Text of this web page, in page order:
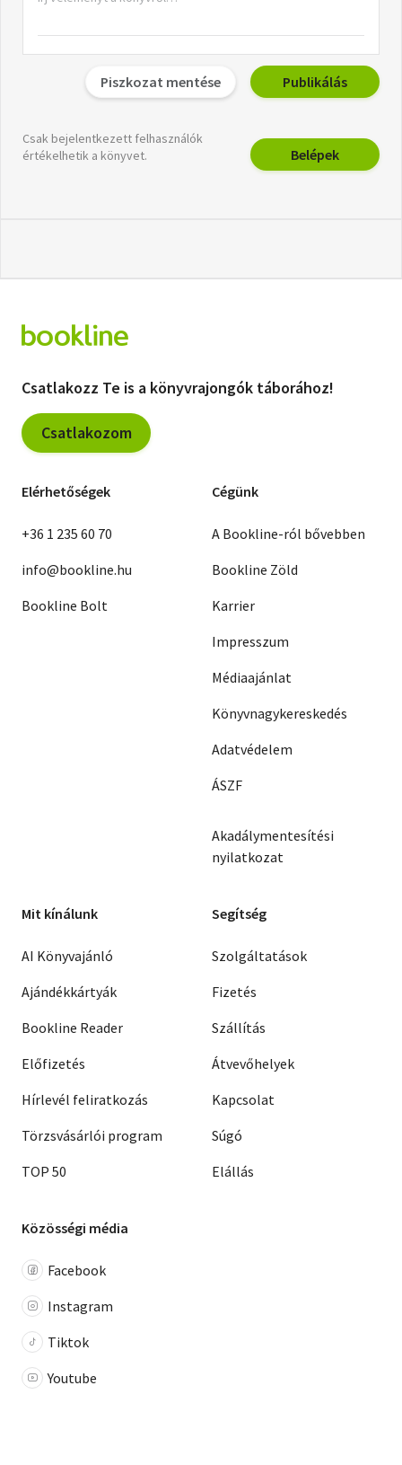
Piszkozat mentése Publikálás
Csak bejelentkezett felhasználók
értékelhetik a könyvet.
Belépek
Csatlakozz Te is a könyvrajongók táborához!
Csatlakozom
Elérhetőségek
+36 1 235 60 70
info@bookline.hu
Bookline Bolt
Cégünk
A Bookline-ról bővebben
Bookline Zöld
Karrier
Impresszum
Médiaajánlat
Könyvnagykereskedés
Adatvédelem
ÁSZF
Akadálymentesítési
nyilatkozat
Mit kínálunk
AI Könyvajánló
Ajándékkártyák
Bookline Reader
Előfizetés
Hírlevél feliratkozás
Törzsvásárlói program
TOP 50
Segítség
Szolgáltatások
Fizetés
Szállítás
Átvevőhelyek
Kapcsolat
Súgó
Elállás
Közösségi média
Facebook
Instagram
Tiktok
Youtube